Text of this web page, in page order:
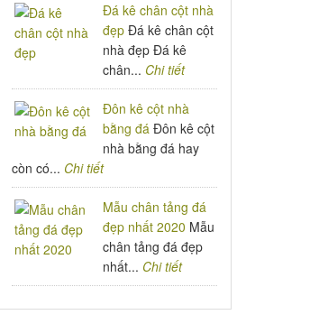
Đá kê chân cột nhà
đẹp Đá kê chân cột
nhà đẹp Đá kê
chân... Chi tiết
Đôn kê cột nhà
bằng đá Đôn kê cột
nhà bằng đá hay
còn có... Chi tiết
Mẫu chân tảng đá
đẹp nhất 2020 Mẫu
chân tảng đá đẹp
nhất... Chi tiết